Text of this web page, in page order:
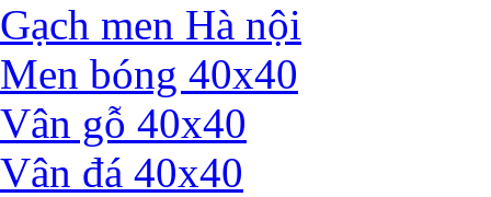
Gạch men Hà nội
Men bóng 40x40
Vân gỗ 40x40
Vân đá 40x40